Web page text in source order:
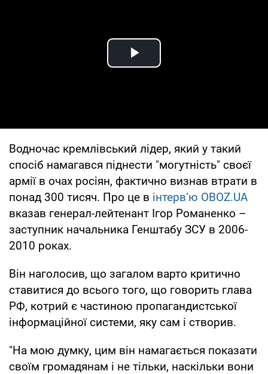
Play Video
Водночас кремлівський лідер, який у такий
спосіб намагався піднести "могутність" своєї
армії в очах росіян, фактично визнав втрати в
понад 300 тисяч. Про це в інтерв’ю OBOZ.UA
вказав генерал-лейтенант Ігор Романенко –
заступник начальника Генштабу ЗСУ в 2006-
2010 роках.
Він наголосив, що загалом варто критично
ставитися до всього того, що говорить глава
РФ, котрий є частиною пропагандистської
інформаційної системи, яку сам і створив.
"На мою думку, цим він намагається показати
своїм громадянам і не тільки, наскільки вони